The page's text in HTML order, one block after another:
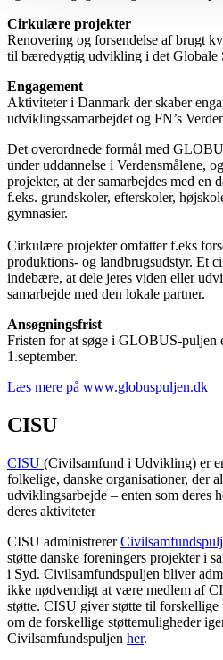
Cirkulære projekter
Renovering og forsendelse af brugt
til bæredygtig udvikling i det Globale
Engagement
Aktiviteter i Danmark der skaber
udviklingssamarbejdet og FN’s
Det overordnede formål med
under uddannelse i Verdensmålene,
projekter, at der samarbejdes med en
f.eks. grundskoler, efterskoler,
gymnasier.
Cirkulære projekter omfatter f.eks
produktions- og landbrugsudstyr. Et
indebære, at dele jeres viden eller
samarbejde med den lokale partner.
Ansøgningsfrist
Fristen for at søge i GLOBUS-puljen
1.september.
Læs mere på www.globuspuljen.dk
CISU
CISU (Civilsamfund i Udvikling) er
folkelige, danske organisationer, der
udviklingsarbejde – enten som deres
deres aktiviteter
CISU administrerer
støtte danske foreningers projekter i
i Syd. Civilsamfundspuljen bliver
ikke nødvendigt at være medlem af
støtte. CISU giver støtte til forskellige
om de forskellige støttemuligheder
Civilsamfundspuljen her.